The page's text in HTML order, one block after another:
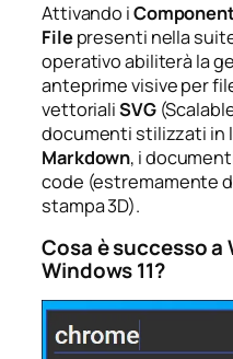
Attivando i
Filepresenti nella
operativo abiliterà la
anteprime visive per
vettorialiSVG
documenti stilizzati in
Markdown, i
code (estremamente
stampa 3D).
Cosa è successo a
Windows 11?